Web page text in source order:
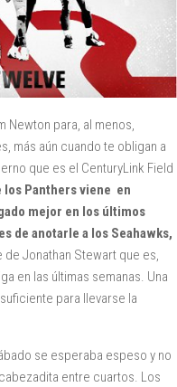
Newton para, al menos,
más aún cuando te obligan a
que es el CenturyLink Field
los Panthers viene en
mejor en los últimos
de anotarle a los Seahawks,
Jonathan Stewart que es,
en las últimas semanas. Una
para llevarse la
se esperaba espeso y no
entre cuartos. Los